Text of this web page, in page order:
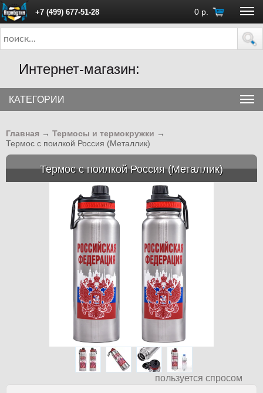
+7 (499) 677-51-28 0 р.
ПН - ПТ с 10:00 до 18:00 (Москва)
Интернет-магазин:
КАТЕГОРИИ
Главная → Термосы и термокружки →
Термос с поилкой Россия (Металлик)
Термос с поилкой Россия (Металлик)
пользуется спросом